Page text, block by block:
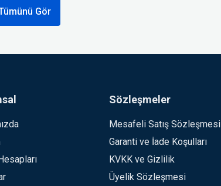
Gör
Sözleşmeler
Mesafeli Satış Sözleşmesi
Garanti ve İade Koşulları
KVKK ve Gizlilik
Üyelik Sözleşmesi